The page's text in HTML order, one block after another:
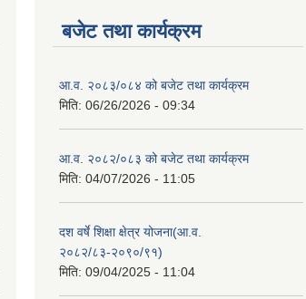
बजेट तथा कार्यक्रम
आ.व. २०८३/०८४ को बजेट तथा कार्यक्रम
मिति: 06/26/2026 - 09:34
आ.व. २०८२/०८३ को बजेट तथा कार्यक्रम
मिति: 04/07/2026 - 11:05
दश वर्षे शिक्षा क्षेत्र योजना(आ.व.
२०८२/८३-२०९०/९१)
मिति: 09/04/2025 - 11:04